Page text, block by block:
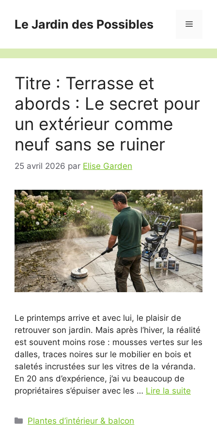
contenuLe Jardin des Possibles Menu
Titre : Terrasse et
abords : Le secret pour
un extérieur comme
neuf sans se ruiner
25 avril 2026 par Elise Garden
Le printemps arrive et avec lui, le plaisir de
retrouver son jardin. Mais après l’hiver, la réalité
est souvent moins rose : mousses vertes sur les
dalles, traces noires sur le mobilier en bois et
saletés incrustées sur les vitres de la véranda.
En 20 ans d’expérience, j’ai vu beaucoup de
propriétaires s’épuiser avec les … Lire la suite
Catégories
Plantes d’intérieur & balcon